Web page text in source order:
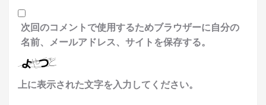
次回のコメントで使用するためブラウザーに自分の
名前、メールアドレス、サイトを保存する。
上に表示された文字を入力してください。